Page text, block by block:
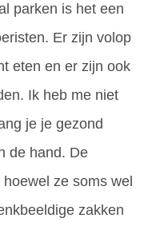
parken is het een
Er zijn volop
eten en er zijn ook
Ik heb me niet
je je gezond
de hand. De
ze soms wel
zakken